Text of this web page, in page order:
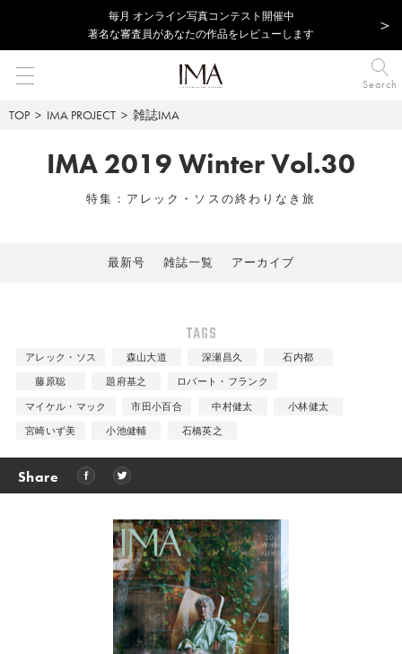
毎⽉ オンライン写真コンテスト開催中
著名な審査員があなたの作品をレビューします
Search
TOP IMA PROJECT 雑誌IMA
IMA 2019 Winter Vol.30
特集：アレック・ソスの終わりなき旅
最新号 雑誌一覧 アーカイブ
TAGS
アレック・ソス 森山大道 深瀬昌久
石内都
藤原聡
題府基之
ロバート・フランク
マイケル・マック
市田小百合 中村健太
小林健太
宮崎いず美
小池健輔 石橋英之
Share